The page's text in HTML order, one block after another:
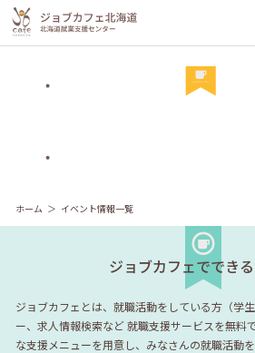
ホーム イベント情報一覧
ジョブカフェででき
ジョブカフェとは、就職活動をしている方（学
ー、求人情報検索など就職支援サービスを無料
な支援メニューを用意し、みなさんの就職活動を